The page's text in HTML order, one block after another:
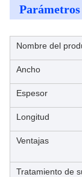
Nombre del
Ancho
Espesor
Longitud
Ventajas
Tratamiento de